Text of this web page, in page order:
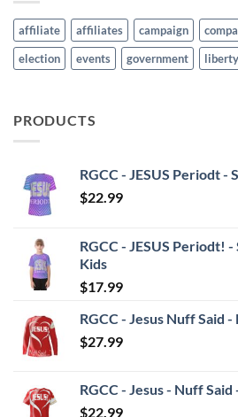
affiliate affiliates campaign
election
events government liberty
PRODUCTS
RGCC - JESUS Periodt -
$22.99
RGCC - JESUS Periodt!
Kids
$17.99
RGCC - Jesus Nuff Said -
$27.99
RGCC - Jesus - Nuff
$22.99